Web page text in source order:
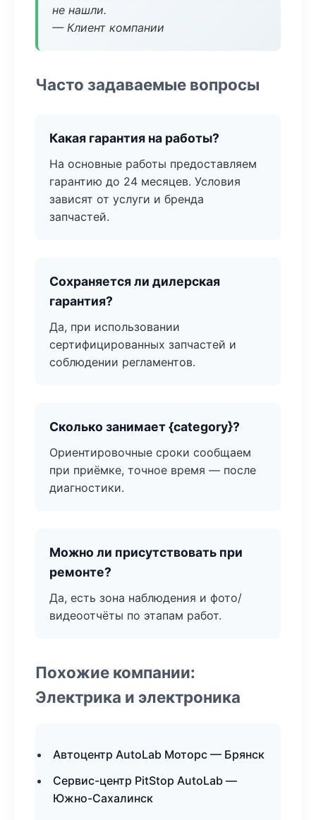
не нашли.
— Клиент компании
Часто задаваемые вопросы
Какая гарантия на работы?
На основные работы предоставляем
гарантию до 24 месяцев. Условия
зависят от услуги и бренда
запчастей.
Сохраняется ли дилерская
гарантия?
Да, при использовании
сертифицированных запчастей и
соблюдении регламентов.
Сколько занимает {category}?
Ориентировочные сроки сообщаем
при приёмке, точное время — после
диагностики.
Можно ли присутствовать при
ремонте?
Да, есть зона наблюдения и фото/
видеоотчёты по этапам работ.
Похожие компании:
Электрика и электроника
Автоцентр AutoLab Моторс — Брянск
Сервис-центр PitStop AutoLab —
Южно-Сахалинск